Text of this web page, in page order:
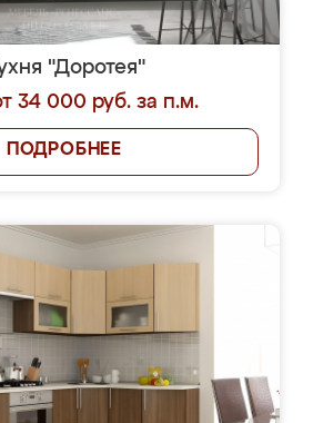
"Доротея"
34 000 руб. за п.м.
ПОДРОБНЕЕ